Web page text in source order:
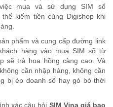
mua và sử dụng SIM số
kiếm tiền cùng Digishop khi
phẩm và cung cấp đường link
hàng vào mua SIM số từ
sẽ trả hoa hồng càng cao. Và
cần nhập hàng, không cần
bị ép doanh số hay gò bó thời
xác câu hỏi SIM Vina giá bao